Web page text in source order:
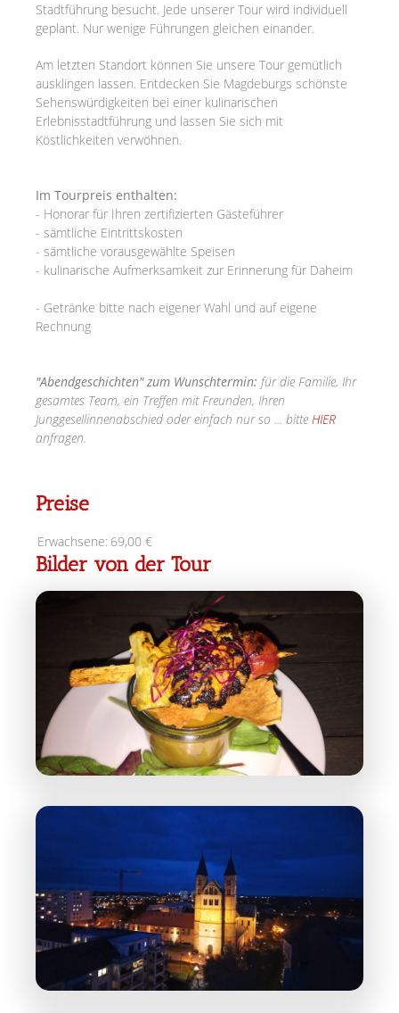
Stadtführung besucht. Jede unserer Tour wird individuell
geplant. Nur wenige Führungen gleichen einander.
Am letzten Standort können Sie unsere Tour gemütlich
ausklingen lassen. Entdecken Sie Magdeburgs schönste
Sehenswürdigkeiten bei einer kulinarischen
Erlebnisstadtführung und lassen Sie sich mit
Köstlichkeiten verwöhnen.
Im Tourpreis enthalten:
- Honorar für Ihren zertifizierten Gästeführer
- sämtliche Eintrittskosten
- sämtliche vorausgewählte Speisen
- kulinarische Aufmerksamkeit zur Erinnerung für Daheim
- Getränke bitte nach eigener Wahl und auf eigene
Rechnung
"Abendgeschichten" zum Wunschtermin: für die Familie, Ihr
gesamtes Team, ein Treffen mit Freunden, Ihren
Junggesellinnenabschied oder einfach nur so ... bitte HIER
anfragen.
Preise
Erwachsene: 69,00 €
Bilder von der Tour